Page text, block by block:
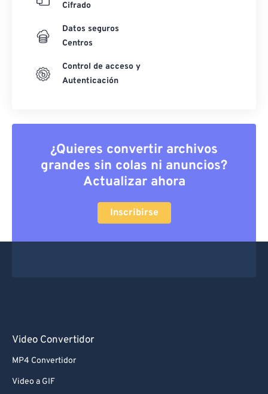
Cifrado
Datos seguros
Centros
Control de acceso y
Autenticación
¿Quieres convertir archivos
grandes sin colas ni anuncios?
Actualizar ahora
Inscribirse
Video Convertidor
MP4 Convertidor
Video a GIF